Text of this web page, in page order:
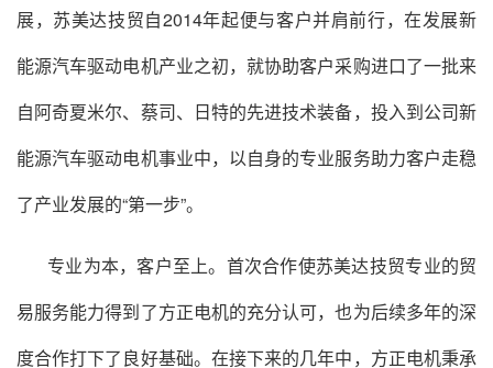
展， 苏美达技贸自2014年起便与客户并肩前行，在发展新
能源汽车驱动电机产业之初，就协助客户采购进口了一批来
自阿奇夏米尔、蔡司、日特的先进技术装备，投入到公司新
能源汽车驱动电机事业中，以自身的专业服务助力客户走稳
了产业发展的“第一步”。
专业为本，客户至上。首次合作使苏美达技贸专业的贸
易服务能力得到了方正电机的充分认可，也为后续多年的深
度合作打下了良好基础。在接下来的几年中，方正电机秉承